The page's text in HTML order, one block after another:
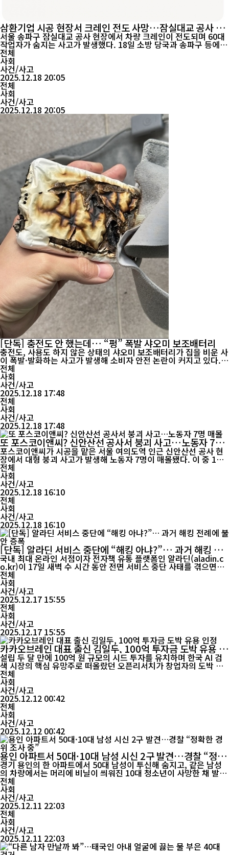
삼환기업 시공 현장서 크레인 전도 사망…잠실대교 공사 참
사
서울 송파구 잠실대교 공사 현장에서 차량 크레인이 전도되며 60대
작업자가 숨지는 사고가 발생했다. 18일 소방 당국과 송파구 등에
따르면, 이날 오후 3시 20분쯤 서울 송파구 잠실대교 남단 나들목(I
C) 연결체계 개선공사 현장에서 27톤급 이동식 차량 크레인이 차도
방향으로 쓰러졌다. 이 사고로 현장에서 작업 중이던 A씨(66)가 크
레인에 깔렸다. ...
전체
사회
사건/사고
2025.12.18 20:05
전체
사회
사건/사고
2025.12.18 20:05
[단독] 충전도 안 했는데… “펑” 폭발 샤오미 보조배터리
충전도, 사용도 하지 않은 상태의 샤오미 보조배터리가 집을 비운 사
이 폭발·발화하는 사고가 발생해 소비자 안전 논란이 커지고 있다.
해당 사례는 온라인 커뮤니티를 통해 확산되며 “자칫 대형 화재나
항공 사고로 이어질 수 있었다”는 우려가 잇따르고 있다. 지난 16일
본지에 제보한 A씨(충남 천안 거주)에 따르면, 지난 15일 외출 중이
던 이날 아파...
전체
사회
사건/사고
2025.12.18 17:48
전체
사회
사건/사고
2025.12.18 17:48
또 포스코이앤씨? 신안산선 공사서 붕괴 사고…노동자 7명
매몰
포스코이앤씨가 시공을 맡은 서울 여의도역 인근 신안산선 공사 현
장에서 대형 붕괴 사고가 발생해 노동자 7명이 매몰됐다. 이 중 1명
은 심정지 상태로 발견돼 병원으로 이송됐다. 서울 영등포경찰서에
따르면 18일 오후 1시 22분께 서울 영등포구 지하철 5호선 여의도
역 2번 출구 앞 신안산선 지하차도 공사 현장에서 “철근이 무너져 사
람이 깔렸다”는 신고가 접수됐다. 해당 공사는 포스코이앤씨가 시공
중인 신안...
전체
사회
사건/사고
2025.12.18 16:10
전체
사회
사건/사고
2025.12.18 16:10
[단독] 알라딘 서비스 중단에 “해킹 아냐?”… 과거 해킹 전
례에 불안 증폭
국내 최대 온라인 서점이자 전자책 유통 플랫폼인 알라딘(aladin.c
o.kr)이 17일 새벽 수 시간 동안 전면 서비스 중단 사태를 겪으면서,
이용자들 사이에서 “단순 점검이 아니라 해킹 아니냐”는 불안이 확
산되고 있다. 알라딘 측은 서버 하드웨어 이슈에 따른 긴급 점검이라
고 공지했지만, 불과 2년 전 대규모 전자책 해킹·유출 사건을 겪은
전례가 있는 만...
전체
사회
사건/사고
2025.12.17 15:55
전체
사회
사건/사고
2025.12.17 15:55
카카오브레인 대표 출신 김일두, 100억 투자금 도박 유용 인
정
설립 두 달 만에 100억 원 규모의 시드 투자를 유치하며 한국 AI 검
색 시장의 핵심 유망주로 떠올랐던 오픈리서치가 창업자의 도박 자
금 유용 사실이 폭로되며 사실상 붕괴에 직면했다. 카카오브레인 대
표 출신으로 기술 업계에서 신뢰를 구축했던 김일두 대표가 11일 직
접 투자금 유용 사실을 인정하면서, 투자사와 업계는 충격에서 벗어
나지 못하고 있다....
전체
사회
사건/사고
2025.12.12 00:42
전체
사회
사건/사고
2025.12.12 00:42
용인 아파트서 50대·10대 남성 시신 2구 발견…경찰 “정확
한 경위 조사 중”
경기 용인의 한 아파트에서 50대 남성이 투신해 숨지고, 같은 남성
의 차량에서는 머리에 비닐이 씌워진 10대 청소년이 사망한 채 발견
돼 경찰이 수사에 착수했다. 경찰과 소방당국에 따르면 11일 오후 5
시 55분쯤 용인시 기흥구의 한 아파트 단지에서 “사람이 떨어졌
다”는 119 신고가 접수됐다. 출동한 구조대는 아파트 고층부에서 추
락한 것으로 보이는 50대 남성 A씨를 발견했으며, A씨는...
전체
사회
사건/사고
2025.12.11 22:03
전체
사회
사건/사고
2025.12.11 22:03